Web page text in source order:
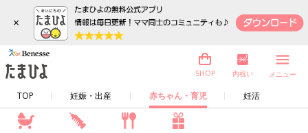
×
TOP 妊娠・出産 赤ちゃん・育児 妊活
SHOP 内祝い メニュー